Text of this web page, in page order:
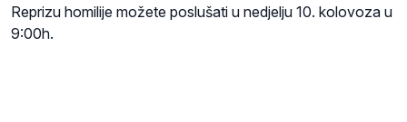
Reprizu homilije možete poslušati u nedjelju 10. kolovoza u
9:00h.